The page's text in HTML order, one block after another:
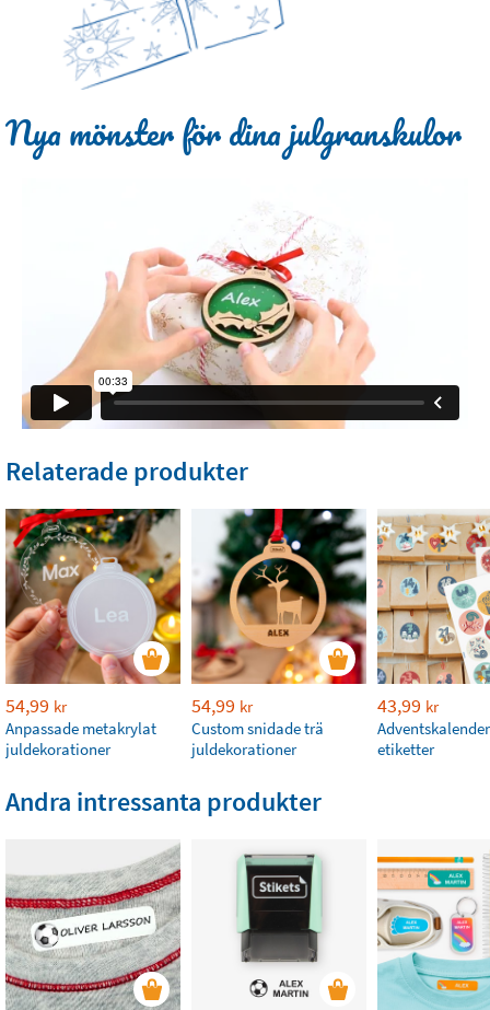
Nya mönster för dina julgranskulor
Relaterade produkter
54,99 kr
Anpassade metakrylat
juldekorationer
54,99 kr
Custom snidade trä
juldekorationer
43,99 kr
etiketter
Andra intressanta produkter